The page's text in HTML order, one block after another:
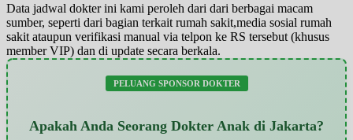
Data jadwal dokter ini kami peroleh dari dari berbagai macam
sumber, seperti dari bagian terkait rumah sakit,media sosial rumah
sakit ataupun verifikasi manual via telpon ke RS tersebut (khusus
member VIP) dan di update secara berkala.
PELUANG SPONSOR DOKTER
Apakah Anda Seorang Dokter Anak di Jakarta?